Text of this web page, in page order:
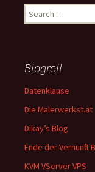
Search
for:
Blogroll
Datenklause
Die Malerwerkst.at
Dikay’s Blog
Ende der Vernunft
KVM VServer VPS